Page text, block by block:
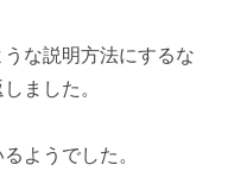
な説明方法にするな
ました。
ようでした。